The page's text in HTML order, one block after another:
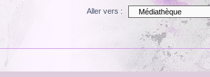
Aller vers :